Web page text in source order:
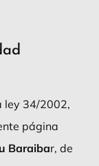
ley 34/2002,
página
Baraibar, de